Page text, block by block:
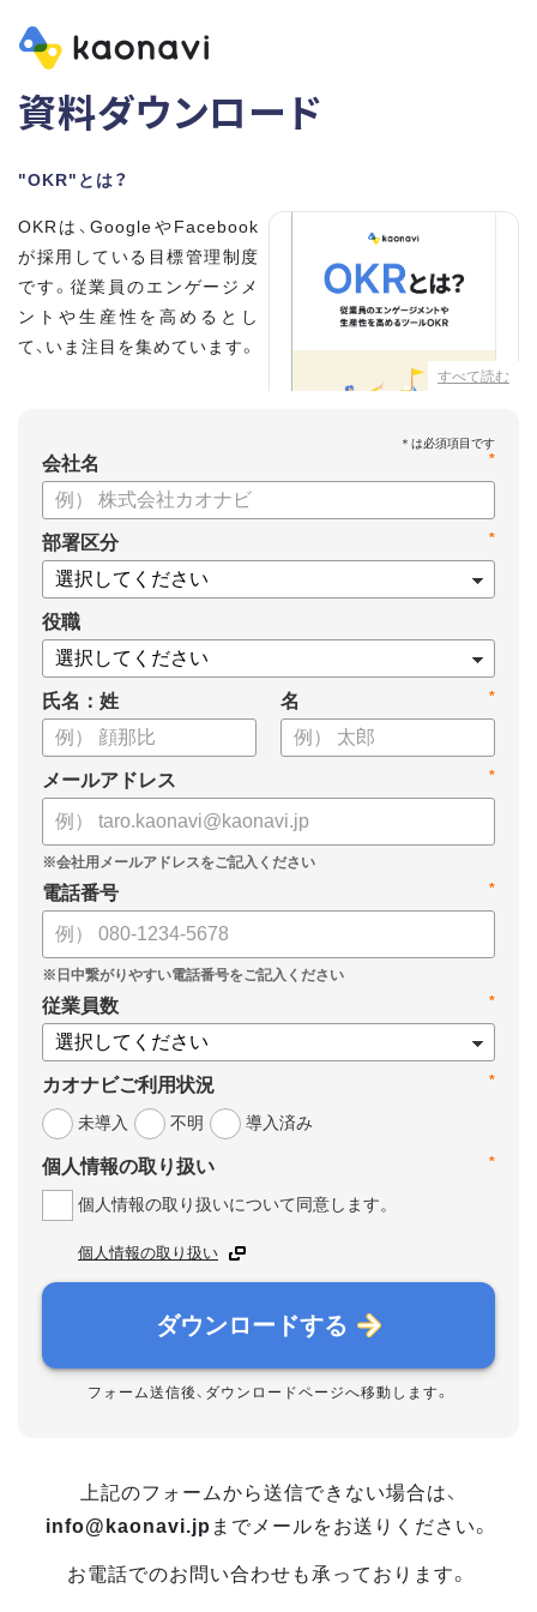
資料ダウンロード
"OKR"とは？
すべて読む
OKRは、GoogleやFacebook
が採用している目標管理制度
です。従業員のエンゲージメ
ントや生産性を高めるとし
て、いま注目を集めています。
・OKRと従来の目標管理制度
との違い
・OKRを導入、運用するにはどうすればいいのか
・OKRの運用を助けるツール
についてまとめましたので、ぜひお役立てください。
*
会社名
*
部署区分
役職
氏名：姓 *
名
*
メールアドレス
*
電話番号
*
従業員数
*
カオナビご利用状況
未導入
不明 導入済み
*
個人情報の取り扱い
個人情報の取り扱いについて同意します。
個人情報の取り扱い
ダウンロードする
フォーム送信後、ダウンロードページへ移動します。
上記のフォームから送信できない場合は、
info@kaonavi.jp までメールをお送りください。
お電話でのお問い合わせも承っております。